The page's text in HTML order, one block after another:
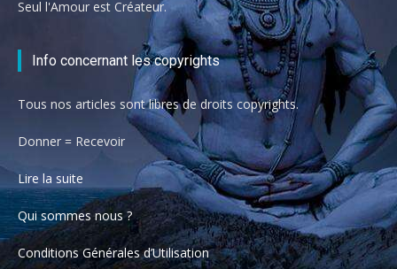
Seul l'Amour est Créateur.
Info concernant les copyrights
Tous nos articles sont libres de droits copyrights.
Donner = Recevoir
Lire la suite
Qui sommes nous ?
Conditions Générales d’Utilisation